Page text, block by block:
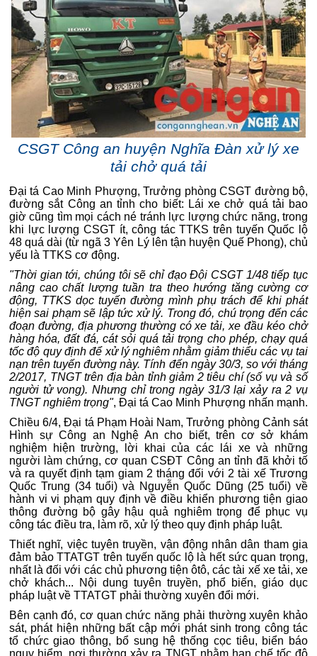
CSGT Công an huyện Nghĩa Đàn xử lý xe
tải chở quá tải
Đại tá Cao Minh Phượng, Trưởng phòng CSGT đường bộ,
đường sắt Công an tỉnh cho biết: Lái xe chở quá tải bao
giờ cũng tìm mọi cách né tránh lực lượng chức năng, trong
khi lực lượng CSGT ít, công tác TTKS trên tuyến Quốc lộ
48 quá dài (từ ngã 3 Yên Lý lên tận huyện Quế Phong), chủ
yếu là TTKS cơ động.
"Thời gian tới, chúng tôi sẽ chỉ đạo Đội CSGT 1/48 tiếp tục
nâng cao chất lượng tuần tra theo hướng tăng cường cơ
động, TTKS dọc tuyến đường mình phụ trách để khi phát
hiện sai phạm sẽ lập tức xử lý. Trong đó, chú trọng đến các
đoạn đường, địa phương thường có xe tải, xe đầu kéo chở
hàng hóa, đất đá, cát sỏi quá tải trọng cho phép, chạy quá
tốc độ quy định để xử lý nghiêm nhằm giảm thiểu các vụ tai
nạn trên tuyến đường này. Tính đến ngày 30/3, so với tháng
2/2017, TNGT trên địa bàn tỉnh giảm 2 tiêu chí (số vụ và số
người tử vong). Nhưng chỉ trong ngày 31/3 lại xảy ra 2 vụ
TNGT nghiêm trọng", Đại tá Cao Minh Phượng nhấn mạnh.
Chiều 6/4, Đại tá Phạm Hoài Nam, Trưởng phòng Cảnh sát
Hình sự Công an Nghệ An cho biết, trên cơ sở khám
nghiệm hiện trường, lời khai của các lái xe và những
người làm chứng, cơ quan CSĐT Công an tỉnh đã khởi tố
và ra quyết định tạm giam 2 tháng đối với 2 tài xế Trương
Quốc Trung (34 tuổi) và Nguyễn Quốc Dũng (25 tuổi) về
hành vi vi phạm quy định về điều khiển phương tiện giao
thông đường bộ gây hậu quả nghiêm trọng để phục vụ
công tác điều tra, làm rõ, xử lý theo quy định pháp luật.
Thiết nghĩ, việc tuyên truyền, vận động nhân dân tham gia
đảm bảo TTATGT trên tuyến quốc lộ là hết sức quan trọng,
nhất là đối với các chủ phương tiện ôtô, các tài xế xe tải, xe
chở khách... Nội dung tuyên truyền, phổ biến, giáo dục
pháp luật về TTATGT phải thường xuyên đổi mới.
Bên cạnh đó, cơ quan chức năng phải thường xuyên khảo
sát, phát hiện những bất cập mới phát sinh trong công tác
tổ chức giao thông, bổ sung hệ thống cọc tiêu, biển báo
nguy hiểm, nơi thường xảy ra TNGT nhằm hạn chế tốc độ